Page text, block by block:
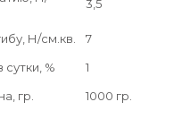
УФ-излучения и
3,5
Н/см.кв.
7
%
1
гр.
1000 гр.